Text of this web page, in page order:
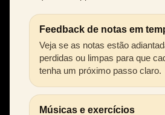
Feedback de notas em
Veja se as notas estão
perdidas ou limpas para que
tenha um próximo passo claro.
Músicas e exercícios